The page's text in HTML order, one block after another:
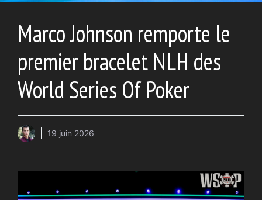
Marco Johnson remporte le
premier bracelet NLH des
World Series Of Poker
19 juin 2026